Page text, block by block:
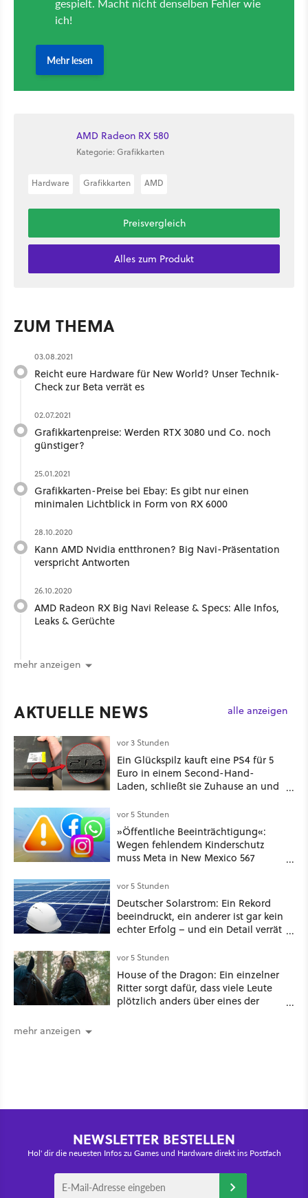
AMD Radeon RX 580
Kategorie: Grafikkarten
Hardware Grafikkarten AMD
Preisvergleich
Alles zum Produkt
ZUM THEMA
03.08.2021
Reicht eure Hardware für New World? Unser Technik-
Check zur Beta verrät es
02.07.2021
Grafikkartenpreise: Werden RTX 3080 und Co. noch
günstiger?
25.01.2021
Grafikkarten-Preise bei Ebay: Es gibt nur einen
minimalen Lichtblick in Form von RX 6000
28.10.2020
Kann AMD Nvidia entthronen? Big Navi-Präsentation
verspricht Antworten
26.10.2020
AMD Radeon RX Big Navi Release & Specs: Alle Infos,
Leaks & Gerüchte
mehr anzeigen
AKTUELLE NEWS alle anzeigen
vor 3 Stunden
Ein Glückspilz kauft eine PS4 für 5
Euro in einem Second-Hand-
Laden, schließt sie Zuhause an und
funktionierende PlayStation [Best of
GameStar]
vor 5 Stunden
»Öffentliche Beeinträchtigung«:
Wegen fehlendem Kinderschutz
muss Meta in New Mexico 567
vor 5 Stunden
Deutscher Solarstrom: Ein Rekord
beeindruckt, ein anderer ist gar kein
echter Erfolg – und ein Detail verrät
jede Zahl
vor 5 Stunden
House of the Dragon: Ein einzelner
Ritter sorgt dafür, dass viele Leute
plötzlich anders über eines der
mehr anzeigen
NEWSLETTER BESTELLEN
Hol' dir die neuesten Infos zu Games und Hardware direkt ins Postfach